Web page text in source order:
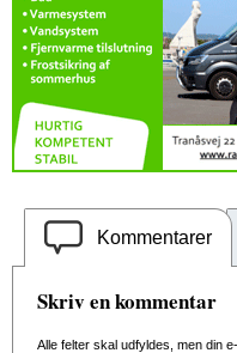
Kommentarer
Skriv en kommentar
Alle felter skal udfyldes, men din